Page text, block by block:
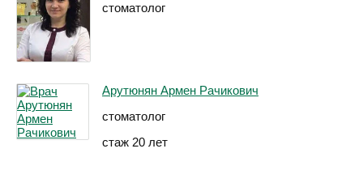
стоматолог
Арутюнян Армен Рачикович
стоматолог
стаж 20 лет